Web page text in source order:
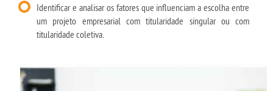
Identificar e analisar os fatores que influenciam a escolha entre
um projeto empresarial com titularidade singular ou com
titularidade coletiva.